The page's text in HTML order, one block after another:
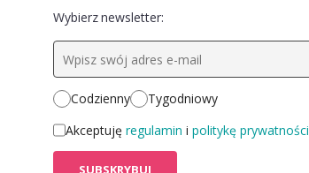
Wybierz newsletter:
Codzienny
Tygodniowy
Akceptuję regulamin i politykę prywatności